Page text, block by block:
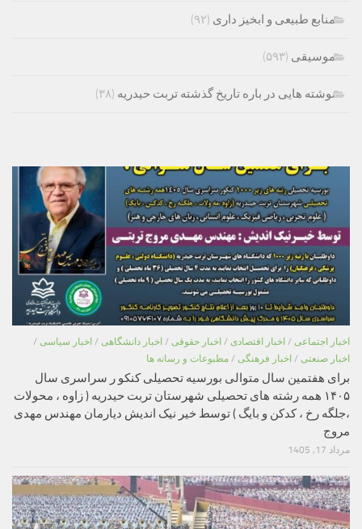
منابع طبیعی و ابخیز داری (۹۲)
موسیقی (۵۹۳)
نوشته هایی در باره تاریخ گذشته تربت حیدریه (۳۸)
اخبار اجتماعی / اخبار اقتصادی / اخبار حقوقی / اخبار دانشگاهی / اخبار سیاسی /
اخبار صنعتی / اخبار فرهنگی / مطبوعات و رسانه ها
برای هفتمین سال متوالی بورسیه تحصیلی کنکو ر سراسری سال
۱۴۰۵ همه رشته های تحصیلی شهرستان تربت حیدریه ( زاوه ، محولات
،جلگه رخ ، کدکن و بایگ ) توسط خیر نیک اندیش دیارمان مهندس مهدی
مروج
مرداد 17, 1405